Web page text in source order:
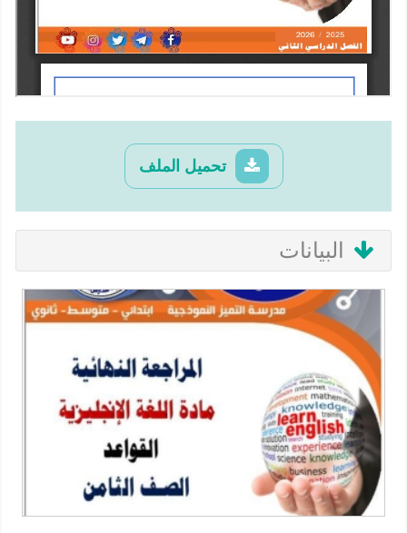
تحميل الملف
البيانات